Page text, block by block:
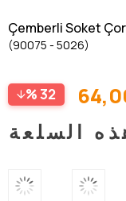
Çemberli Soket
(90075 - 5026)
32
السلعة